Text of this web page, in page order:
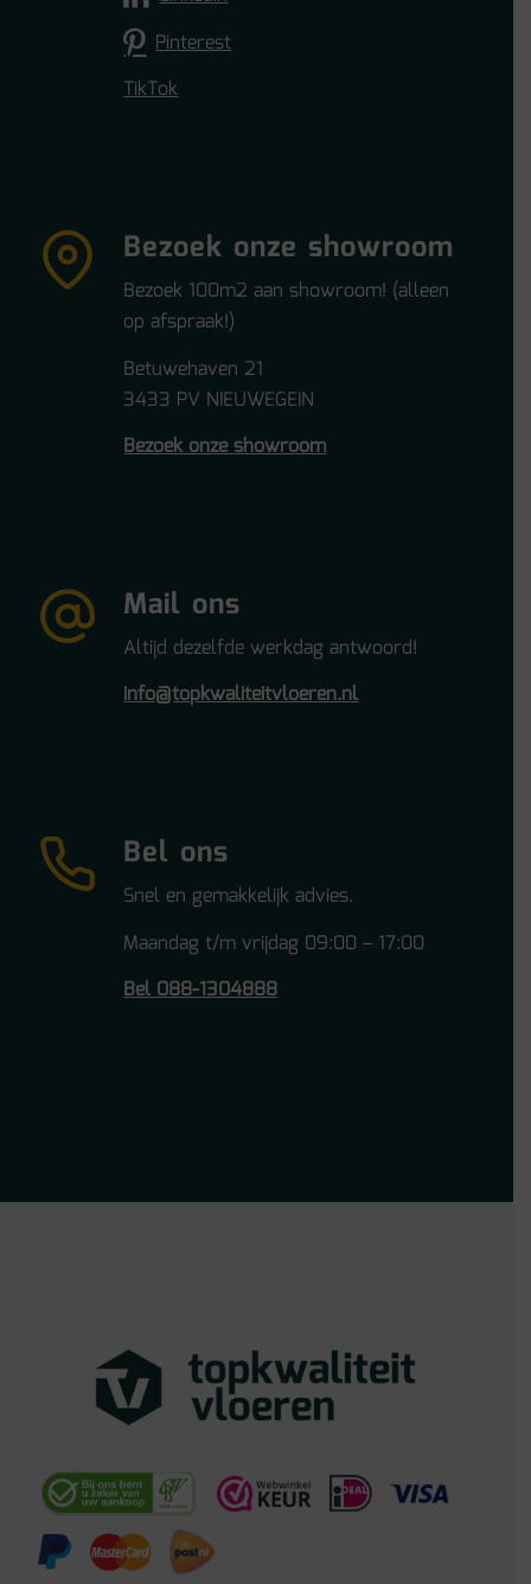
Pinterest
TikTok
Bezoek onze showroom
Bezoek 100m2 aan showroom! (alleen
op afspraak!)
Betuwehaven 21
3433 PV NIEUWEGEIN
Bezoek onze showroom
Mail ons
Altijd dezelfde werkdag antwoord!
info@topkwaliteitvloeren.nl
Bel ons
Snel en gemakkelijk advies.
Maandag t/m vrijdag 09:00 – 17:00
Bel 088-1304888